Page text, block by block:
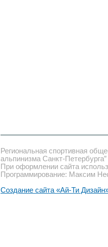
Региональная спортивная
альпинизма Санкт-Петербурга”
При оформлении сайта
Программирование: Максим
Создание сайта «Ай-Ти